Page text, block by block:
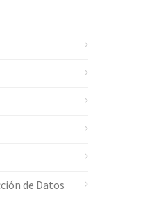
de Datos